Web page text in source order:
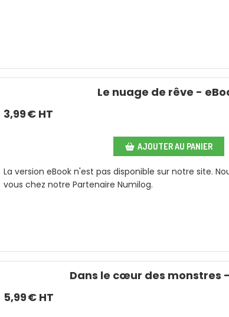
Le nuage de rêve -
La version eBook n'est pas disponible sur notre site.
vous chez notre Partenaire Numilog.
3,99€ HT
AJOUTER AU PANIER
Dans le cœur des monstres
5,99€ HT